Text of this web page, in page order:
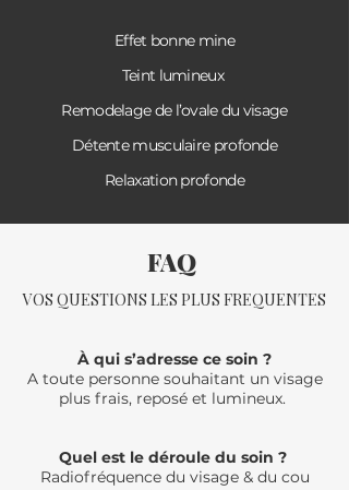
Effet bonne mine
Teint lumineux
Remodelage de l’ovale du visage
Détente musculaire profonde
Relaxation profonde
FAQ
VOS QUESTIONS LES PLUS FREQUENTES
À qui s’adresse ce soin ?
A toute personne souhaitant un visage
plus frais, reposé et lumineux.
Quel est le déroule du soin ?
Radiofréquence du visage & du cou